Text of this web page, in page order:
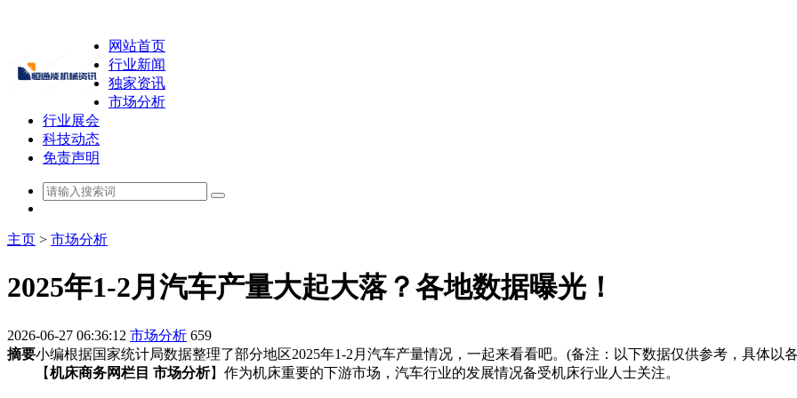
网站首页
行业新闻
独家资讯
市场分析
行业展会
科技动态
免责声明
主页 > 市场分析
2025年1-2月汽车产量大起大落？各地数据曝光！
2026-06-27 06:36:12 市场分析 659
摘要小编根据国家统计局数据整理了部分地区2025年1-2月汽车产量情况，一起来看看吧。(备注：以下数据仅供参考，具体以
【机床商务网栏目 市场分析】作为机床重要的下游市场，汽车行业的发展情况备受机床行业人士关注。